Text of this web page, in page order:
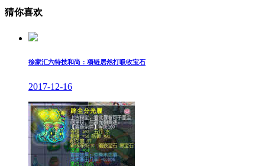
猜你喜欢
徐家汇六特技和尚：项链居然打吸收宝石
2017-12-16